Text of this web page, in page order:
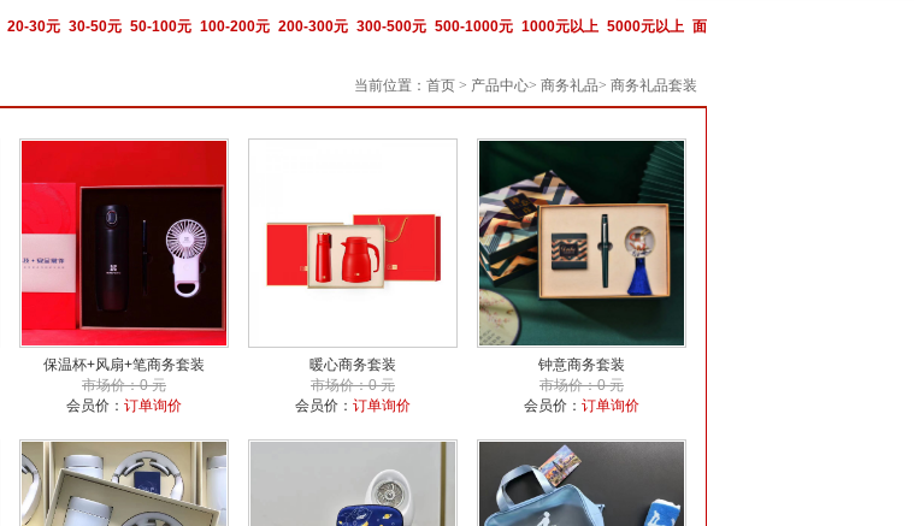
20-30元 30-50元 50-100元 100-200元 200-300元 300-500元 500-1000元 1000元以上 5000元以上 面
当前位置： 首页 > 产品中心> 商务礼品> 商务礼品套装
保温杯+风扇+笔商务套装
市场价：0 元
会员价： 订单询价
暖心商务套装
市场价：0 元
会员价： 订单询价
钟意商务套装
市场价：0 元
会员价： 订单询价